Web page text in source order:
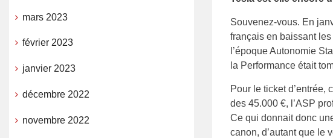
Souvenez-vous. En
français en baissant
l’époque Autonomie
la Performance était
Pour le ticket d’entrée,
des 45.000 €, l’ASP
Ce qui donnait donc
canon, d’autant que le
mars 2023
février 2023
janvier 2023
décembre 2022
novembre 2022